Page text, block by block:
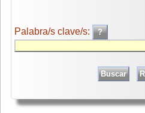
Palabra/s clave/s: